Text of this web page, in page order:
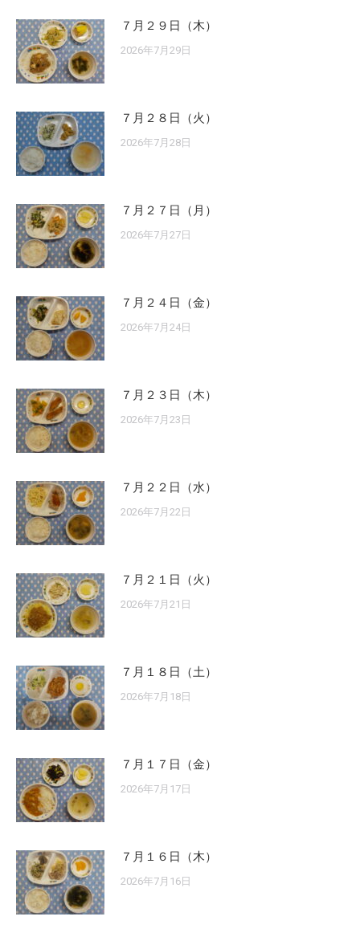
７月２９日（木）
2026年7月29日
７月２８日（火）
2026年7月28日
７月２７日（月）
2026年7月27日
７月２４日（金）
2026年7月24日
７月２３日（木）
2026年7月23日
７月２２日（水）
2026年7月22日
７月２１日（火）
2026年7月21日
７月１８日（土）
2026年7月18日
７月１７日（金）
2026年7月17日
７月１６日（木）
2026年7月16日